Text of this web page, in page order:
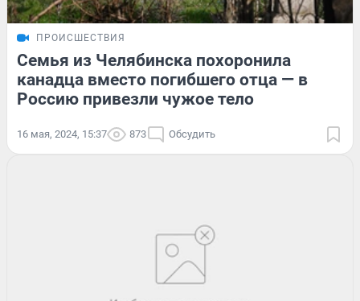
ПРОИСШЕСТВИЯ
Семья из Челябинска похоронила
канадца вместо погибшего отца — в
Россию привезли чужое тело
16 мая, 2024, 15:37 873 Обсудить